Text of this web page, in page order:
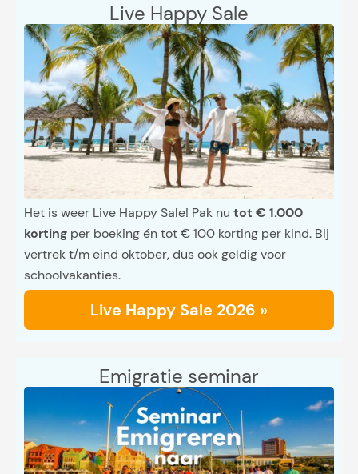
Live Happy Sale
Het is weer Live Happy Sale! Pak nu tot € 1.000
korting per boeking én tot € 100 korting per kind. Bij
vertrek t/m eind oktober, dus ook geldig voor
schoolvakanties.
Live Happy Sale 2026 »
Emigratie seminar